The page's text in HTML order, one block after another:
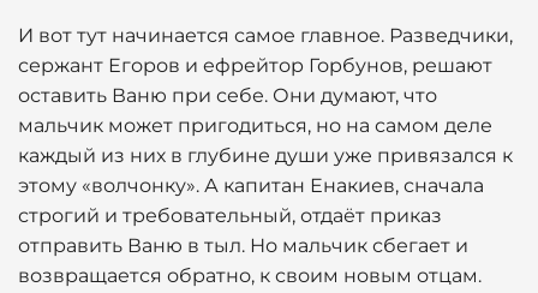
И вот тут начинается самое главное. Разведчики,
сержант Егоров и ефрейтор Горбунов, решают
оставить Ваню при себе. Они думают, что
мальчик может пригодиться, но на самом деле
каждый из них в глубине души уже привязался к
этому «волчонку». А капитан Енакиев, сначала
строгий и требовательный, отдаёт приказ
отправить Ваню в тыл. Но мальчик сбегает и
возвращается обратно, к своим новым отцам.